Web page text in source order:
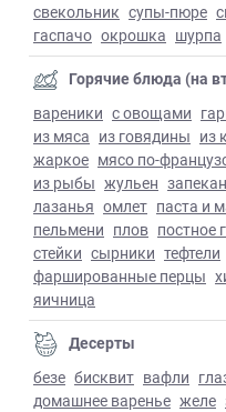
свекольник супы-пюре
гаспачо окрошка шурпа
Горячие блюда (на
вареники с овощами
из мяса из говядины из
жаркое мясо по-
из рыбы жульен
лазанья омлет паста и
пельмени плов постное
стейки сырники тефтели
фаршированные перцы
яичница
Десерты
безе бисквит вафли
домашнее варенье желе